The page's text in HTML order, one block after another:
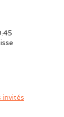
invités